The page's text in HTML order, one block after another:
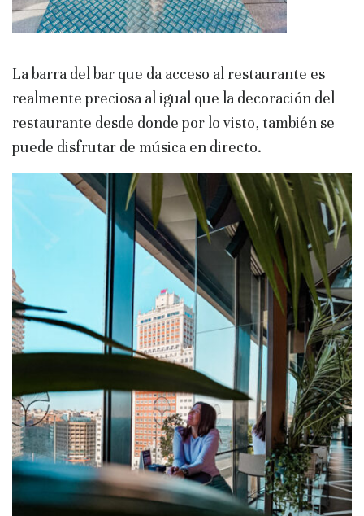
La barra del bar que da acceso al restaurante es
realmente preciosa al igual que la decoración del
restaurante desde donde por lo visto, también se
puede disfrutar de música en directo.